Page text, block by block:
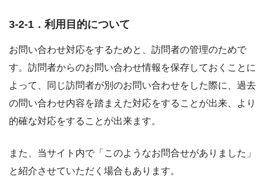
3-2-1．利用目的について
お問い合わせ対応をするためと、訪問者の管理のためで
す。訪問者からのお問い合わせ情報を保存しておくことに
よって、同じ訪問者が別のお問い合わせをした際に、過去
の問い合わせ内容を踏まえた対応をすることが出来、より
的確な対応をすることが出来ます。
また、当サイト内で「このようなお問合せがありました」
と紹介させていただく場合もあります。